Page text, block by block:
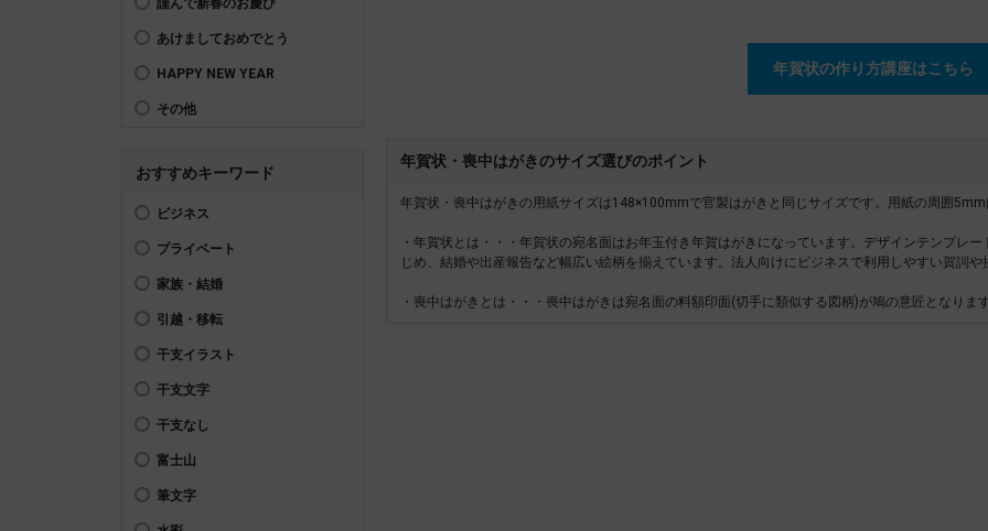
謹んで新春のお慶び
あけましておめでとう
HAPPY NEW YEAR
その他
おすすめキーワード
ビジネス
プライベート
家族・結婚
引越・移転
干支イラスト
干支文字
干支なし
富士山
筆文字
年賀状の作り方講座はこちら
年賀状・喪中はがきのサイズ選びのポイント
年賀状・喪中はがきの用紙サイズは148×100mmで官製はがきと同じサイズです。用紙の周囲
・年賀状とは・・・年賀状の宛名面はお年玉付き年賀はがきになっています。デザインテンプレ
じめ、結婚や出産報告など幅広い絵柄を揃えています。法人向けにビジネスで利用しやすい賀詞
・喪中はがきとは・・・喪中はがきは宛名面の料額印面(切手に類似する図柄)が鳩の意匠となりま